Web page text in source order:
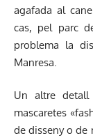
agafada al
cas, pel parc
problema la
Manresa.
Un altre
mascaretes
de disseny o de